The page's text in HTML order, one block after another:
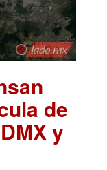
de
y